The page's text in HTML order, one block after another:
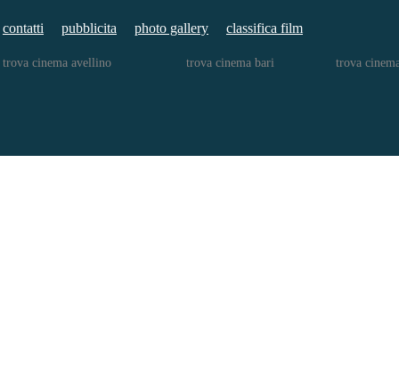
contatti pubblicita photo gallery classifica film
trova cinema avellino trova cinema bari trova